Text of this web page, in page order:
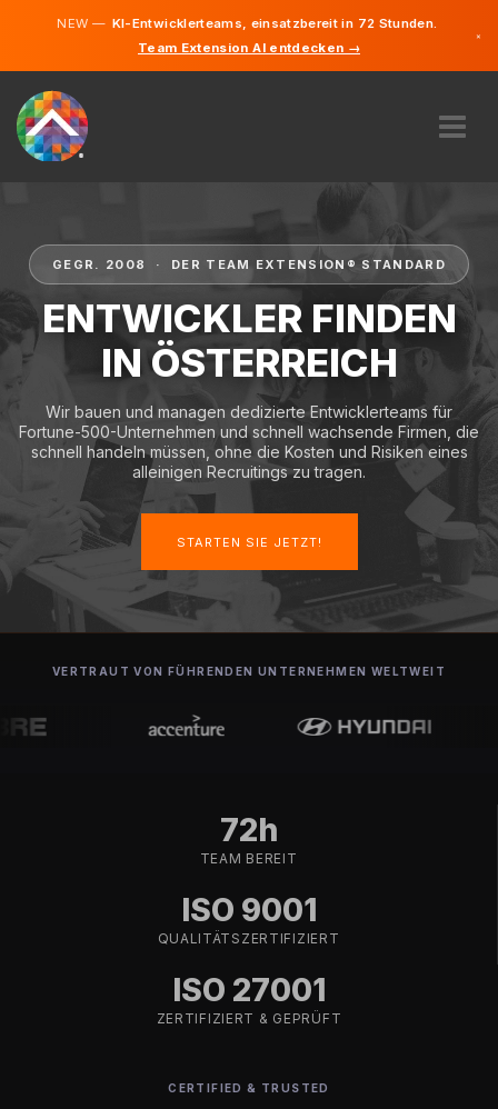
NEW —KI-Entwicklerteams, einsatzbereit in 72 Stunden.
Team Extension AI entdecken →
×
WIE FUNKTIONIERT ES?
KARRIERE
FINDEN
ÖSTERREICH
STARTEN SIE JETZT
GEGR. 2008 · DER TEAM EXTENSION® STANDARD
ENTWICKLER FINDEN
IN ÖSTERREICH
Wir bauen und managen dedizierte Entwicklerteams für
Fortune-500-Unternehmen und schnell wachsende Firmen, die
schnell handeln müssen, ohne die Kosten und Risiken eines
alleinigen Recruitings zu tragen.
STARTEN SIE JETZT!
VERTRAUT VON FÜHRENDEN UNTERNEHMEN WELTWEIT
72h
TEAM BEREIT
ISO 9001
QUALITÄTSZERTIFIZIERT
ISO 27001
ZERTIFIZIERT & GEPRÜFT
CERTIFIED & TRUSTED